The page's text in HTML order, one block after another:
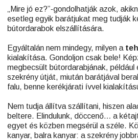
„Mire jó ez?”-gondolhatják azok,
esetleg egyik barátjukat meg tudják
bútordarabok elszállítására.
Egyáltalán nem mindegy, milyen a
kialakítása. Gondoljon csak bele!
megbecsült bútordarabjának, például
szekrény útját, miután barátjával
falu, benne kerékjárati ívvel
Nem tudja állítva szállítani, hiszen
beltere. Elindulunk, döccenő… a
egyet és közben megsérül a széle.
kanyar, balra kanyar: a szekrény